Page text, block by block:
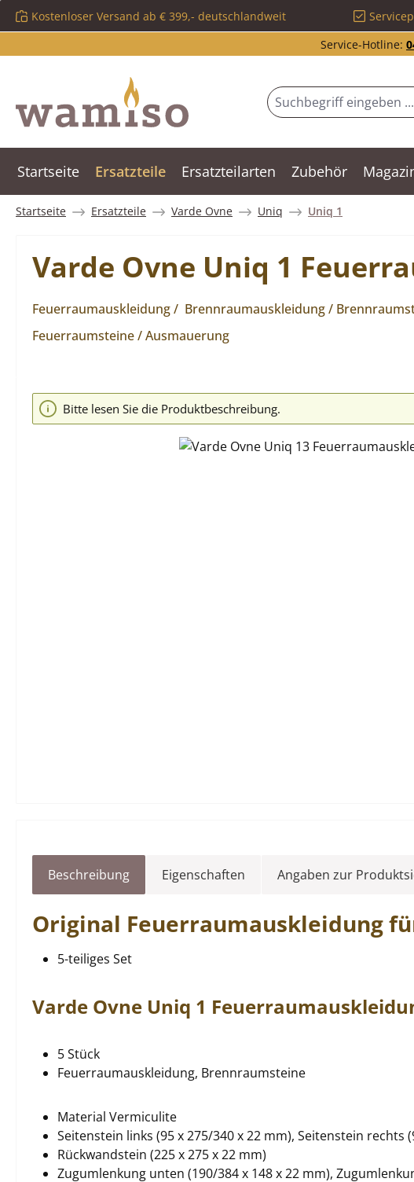
Hauptinhalt springen
Zur Suche springen
Zur Hauptnavigation springen
Kostenloser Versand ab € 399,- deutschlandweit
Service-Hotline:
Startseite Ersatzteile Ersatzteilarten Zubehör
Startseite Ersatzteile Varde Ovne Uniq Uniq 1
Varde Ovne Uniq 1
Feuerraumauskleidung / Brennraumauskleidung /
Feuerraumsteine / Ausmauerung
Bildergalerie überspringen
Bitte lesen Sie die Produktbeschreibung.
Beschreibung Eigenschaften Angaben zur
Original Feuerraumauskleidung
5-teiliges Set
Varde Ovne Uniq 1
5 Stück
Feuerraumauskleidung, Brennraumsteine
Material Vermiculite
Seitenstein links (95 x 275/340 x 22 mm), Seitenstein rechts
Rückwandstein (225 x 275 x 22 mm)
Zugumlenkung unten (190/384 x 148 x 22 mm),